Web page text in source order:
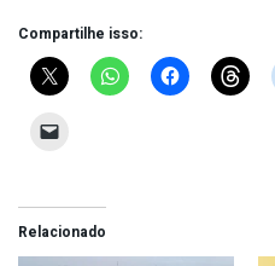
Compartilhe isso:
Relacionado